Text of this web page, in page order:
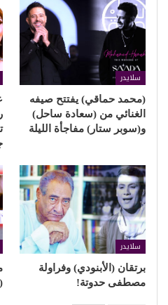
سلايدر
(محمد حماقي) يفتتح صيفه
الغنائي من (سعادة ساحل)
و(سوبر ستار) مفاجأة الليلة
سلايدر
برتقان (الأبنودي) وفراولة
مصطفى حدوتة!